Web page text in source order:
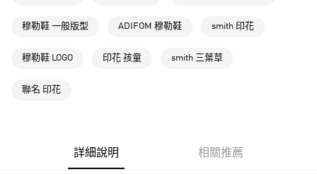
付款後萊爾富取貨
每筆NT$80，滿NT$1,500(含以上)免運費
穆勒鞋 一般版型 ADIFOM 穆勒鞋 smith 印花
穆勒鞋 LOGO 印花 孩童 smith 三葉草
聯名 印花
詳細說明 相關推薦